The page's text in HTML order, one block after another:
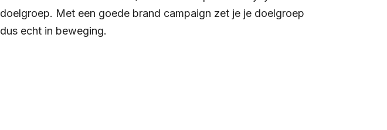
doelgroep. Met een goede brand campaign zet je je doelgroep
dus echt in beweging.